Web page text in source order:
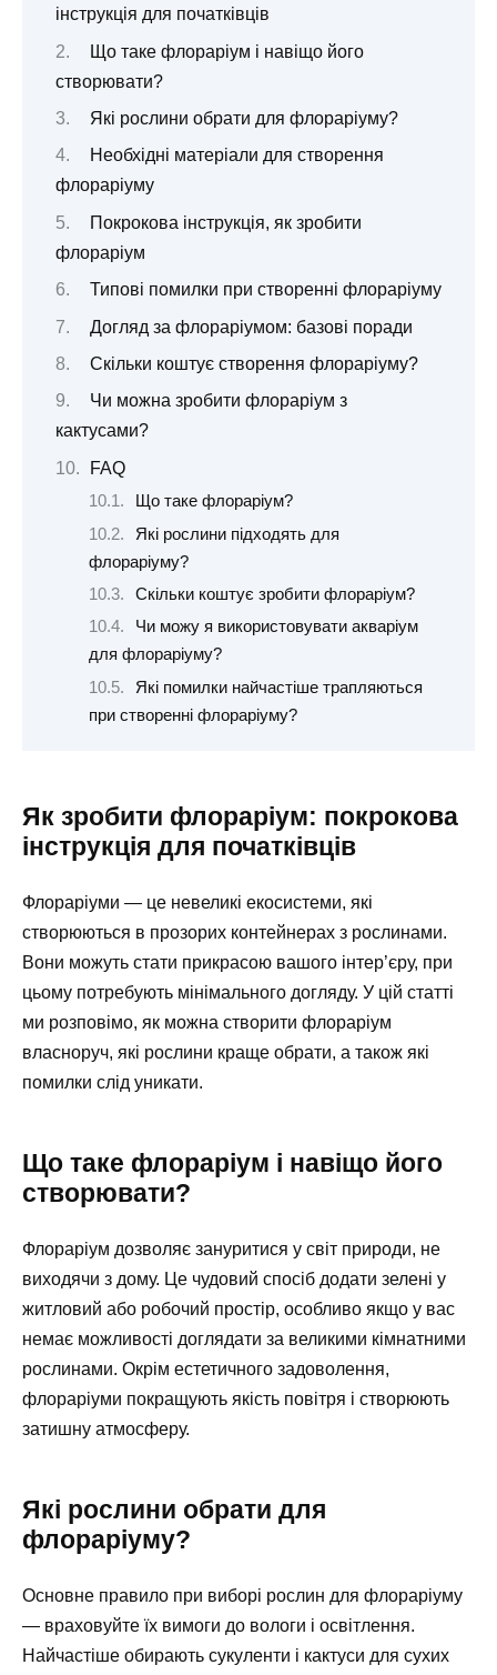
інструкція для початківців
Що таке флораріум і навіщо його
створювати?
Які рослини обрати для флораріуму?
Необхідні матеріали для створення
флораріуму
Покрокова інструкція, як зробити
флораріум
Типові помилки при створенні флораріуму
Догляд за флораріумом: базові поради
Скільки коштує створення флораріуму?
Чи можна зробити флораріум з
кактусами?
FAQ
Що таке флораріум?
Які рослини підходять для
флораріуму?
Скільки коштує зробити флораріум?
Чи можу я використовувати акваріум
для флораріуму?
Які помилки найчастіше трапляються
при створенні флораріуму?
Як зробити флораріум: покрокова
інструкція для початківців
Флораріуми — це невеликі екосистеми, які
створюються в прозорих контейнерах з рослинами.
Вони можуть стати прикрасою вашого інтер’єру, при
цьому потребують мінімального догляду. У цій статті
ми розповімо, як можна створити флораріум
власноруч, які рослини краще обрати, а також які
помилки слід уникати.
Що таке флораріум і навіщо його
створювати?
Флораріум дозволяє зануритися у світ природи, не
виходячи з дому. Це чудовий спосіб додати зелені у
житловий або робочий простір, особливо якщо у вас
немає можливості доглядати за великими кімнатними
рослинами. Окрім естетичного задоволення,
флораріуми покращують якість повітря і створюють
затишну атмосферу.
Які рослини обрати для
флораріуму?
Основне правило при виборі рослин для флораріуму
— враховуйте їх вимоги до вологи і освітлення.
Найчастіше обирають сукуленти і кактуси для сухих